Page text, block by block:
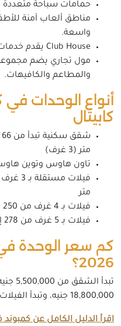
حمامات سباحة متعددة
مناطق ألعاب آمنة
واسعة.
Club House يقدم خدمات ترفيهية واجتماعية للسكان.
مول تجاري يضم مجموعة
والمطاعم والكافيهات.
أنواع الوحدات في
كابيتال
متر (3 غرف)
تاون هاوس وتوين هاوس
متر
فيلات بـ 4 غرف من 250 إلى 300 متر
فيلات بـ 5 غرف من 278 إلى 371 متر
كم سعر الوحدة في
2026؟
تبدأ
18,800,000 جنيه، وتبدأ الفيلات المستقلة من 26,500,000 جنيه.
اقرأ الدليل الكامل عن كمبوند